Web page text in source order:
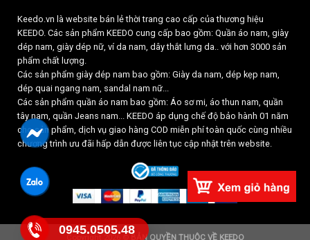
Keedo.vn là website bán lẻ thời trang cao cấp của thương hiệu
KEEDO. Các sản phẩm KEEDO cung cấp bao gồm: Quần áo nam, giày
dép nam, giày dép nữ, ví da nam, dây thắt lưng da.. với hơn 3000 sản
phẩm chất lượng.
Các sản phẩm giày dép nam bao gồm: Giày da nam, dép kẹp nam,
dép quai ngang nam, sandal nam nữ...
Các sản phẩm quần áo nam bao gồm: Áo sơ mi, áo thun nam, quần
tây nam, quần Jeans nam... KEEDO áp dụng chế độ bảo hành 01 năm
cho sản phẩm, dịch vụ giao hàng COD miễn phí toàn quốc cùng nhiều
chương trình ưu đãi hấp dẫn được liên tục cập nhật trên website.
BẢN QUYỀN THUỘC VỀ KEEDO
0945.0505.48